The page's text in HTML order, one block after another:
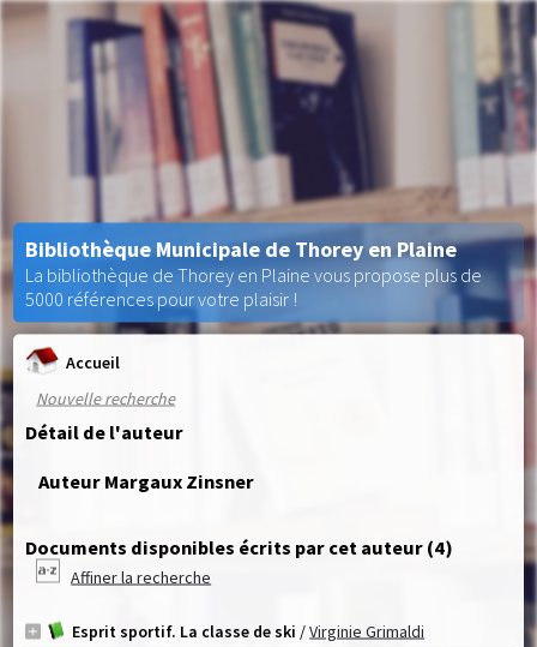
Accueil
Nouvelle recherche
Détail de l'auteur
Auteur Margaux Zinsner
Documents disponibles écrits par cet auteur (4)
Affiner la recherche
Esprit sportif. La classe de ski /Virginie Grimaldi
Bibliothèque Municipale de Thorey en Plaine
La bibliothèque de Thorey en Plaine vous propose plus de
5000 références pour votre plaisir !